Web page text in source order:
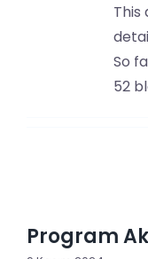
This
So
52
Program